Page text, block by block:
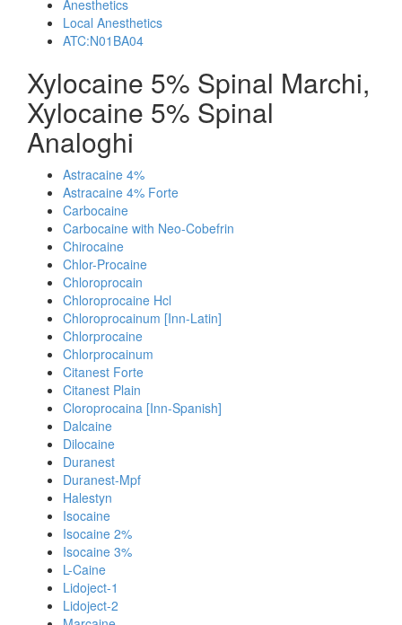
Anesthetics
Local Anesthetics
ATC:N01BA04
Xylocaine 5% Spinal Marchi,
Xylocaine 5% Spinal
Analoghi
Astracaine 4%
Astracaine 4% Forte
Carbocaine
Carbocaine with Neo-Cobefrin
Chirocaine
Chlor-Procaine
Chloroprocain
Chloroprocaine Hcl
Chloroprocainum [Inn-Latin]
Chlorprocaine
Chlorprocainum
Citanest Forte
Citanest Plain
Cloroprocaina [Inn-Spanish]
Dalcaine
Dilocaine
Duranest
Duranest-Mpf
Halestyn
Isocaine
Isocaine 2%
Isocaine 3%
L-Caine
Lidoject-1
Lidoject-2